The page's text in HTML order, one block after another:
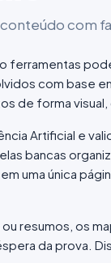
com
ferramentas
com base
de forma visual,
Artificial e
bancas
uma única
resumos, os
da prova.